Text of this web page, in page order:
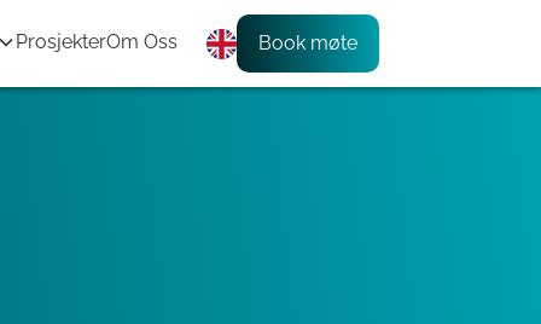
ProsjekterOm Oss Book møte